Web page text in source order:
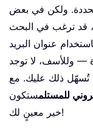
ولكن في بعض
قد ترغب في البحث
عنوان البريد
— وللأسف، لا توجد
تُسهّل ذلك عليك. مع
للمستلمستكون
خير معينٍ لك!